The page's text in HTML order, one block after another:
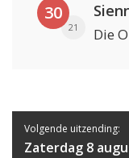
30
21 Die
Volgende uitzending:
Zaterdag 8